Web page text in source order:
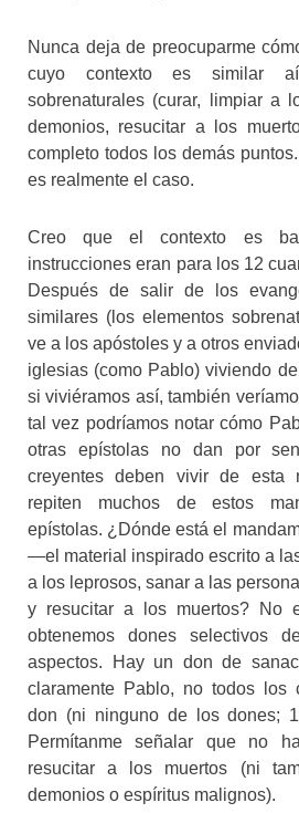
Nunca deja de preocuparme
cuyo contexto es similar
sobrenaturales (curar, limpiar a
demonios, resucitar a los
completo todos los demás
es realmente el caso.
Creo que el contexto es
instrucciones eran para los 12
Después de salir de los
similares (los elementos
ve a los apóstoles y a otros
iglesias (como Pablo) viviendo
si viviéramos así, también
tal vez podríamos notar cómo
otras epístolas no dan por
creyentes deben vivir de
repiten muchos de estos
epístolas. ¿Dónde está el
—el material inspirado escrito a
a los leprosos, sanar a las
y resucitar a los muertos? No
obtenemos dones selectivos
aspectos. Hay un don de
claramente Pablo, no todos los
don (ni ninguno de los dones;
Permítanme señalar que no
resucitar a los muertos (ni
demonios o espíritus malignos).